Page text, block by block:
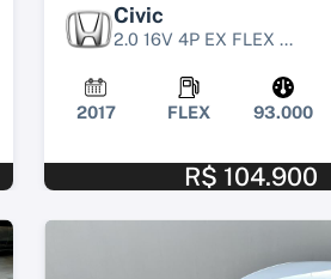
Civic
2.0 16V 4P EX FLEX ...
2017 FLEX 93.000
R$ 104.900